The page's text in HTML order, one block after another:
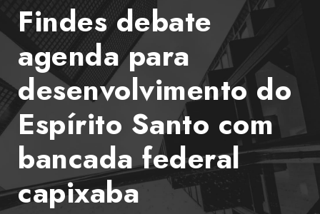
Findes debate
agenda para
desenvolvimento do
Espírito Santo com
bancada federal
capixaba